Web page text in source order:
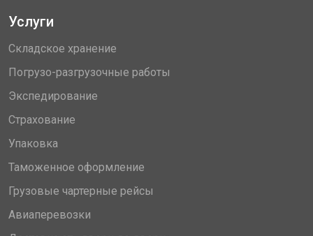
Услуги
Складское хранение
Погрузо-разгрузочные работы
Экспедирование
Страхование
Упаковка
Таможенное оформление
Грузовые чартерные рейсы
Авиаперевозки